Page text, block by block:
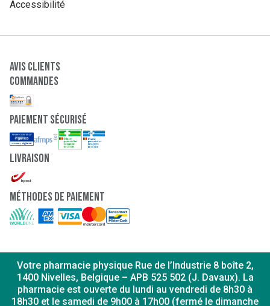
Accessibilité
Avis clients
Commandes
paiement sécurisé
Livraison
Méthodes de paiement
Votre pharmacie physique Rue de l’Industrie 8 boîte 2,
1400 Nivelles, Belgique – APB 525 502 (J. Davaux). La
pharmacie est ouverte du lundi au vendredi de 8h30 à
18h30 et le samedi de 9h00 à 17h00 (fermé le dimanche